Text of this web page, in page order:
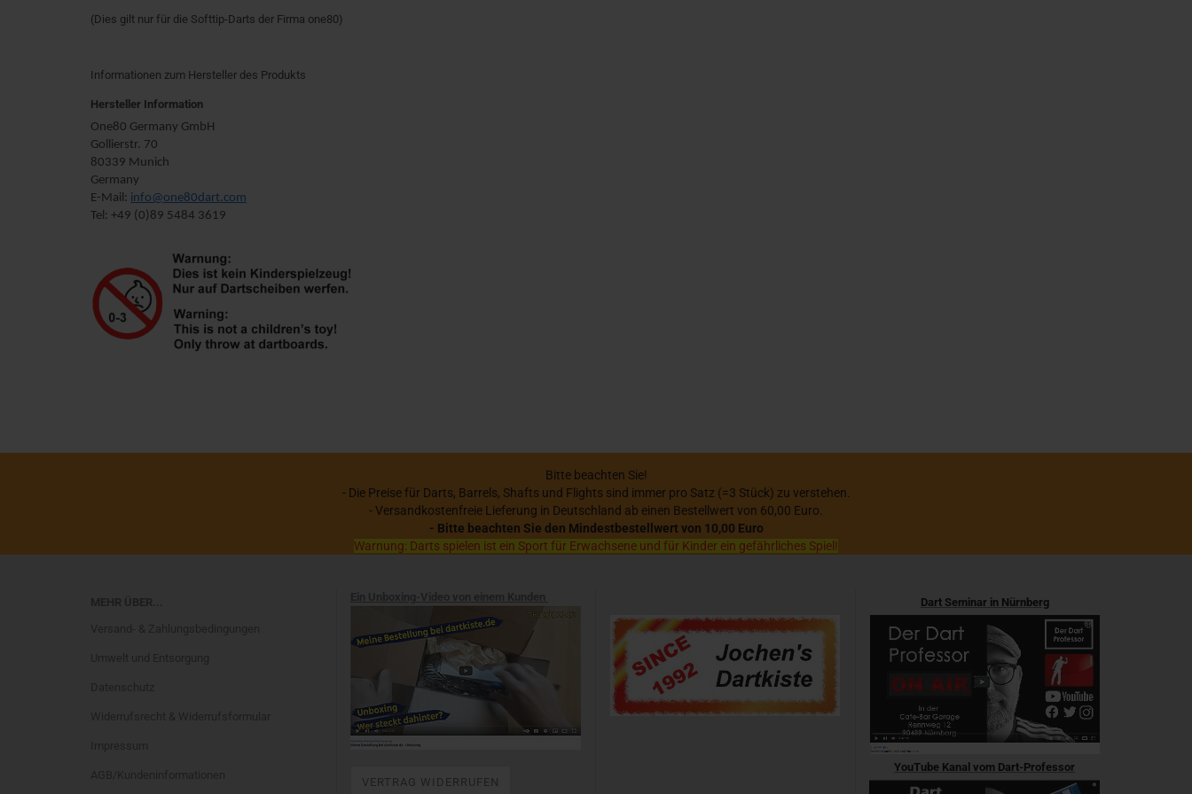
(Dies gilt nur für die Softtip-Darts der Firma one80)
Informationen zum Hersteller des Produkts
Hersteller Information
One80 Germany GmbH
Gollierstr. 70
80339 Munich
Germany
E-Mail: info@one80dart.com
Tel: +49 (0)89 5484 3619
Bitte beachten Sie!
- Die Preise für Darts, Barrels, Shafts und Flights sind immer pro Satz (=3 Stück) zu verstehen.
- Versandkostenfreie Lieferung in Deutschland ab einen Bestellwert von 60,00 Euro.
- Bitte beachten Sie den Mindestbestellwert von 10,00 Euro
Warnung: Darts spielen ist ein Sport für Erwachsene und für Kinder ein gefährliches Spiel!
VERTRAG WIDERRUFEN
Dart Seminar in Nürnberg
YouTube Kanal vom Dart-Professor